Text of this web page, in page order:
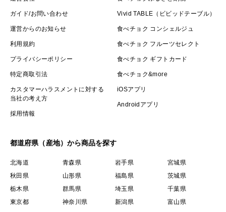
ぜひ床波の海の恵みをご体感ください。
※容量はおよその表記となります。鮮魚・海老一匹を一
※写真はイメージです。また漁獲に関しては近年の地球
量が大きく変化しております。ご希望に沿えるようして
あるため【お届けが大きく前後】する場合があります。
自然あっての恩恵ですので、この点予めご了承いただけ
れば幸いです。
ガイド/お問い合わせ
運営からのお知らせ
利用規約
プライバシーポリシー
特定商取引法
カスタマーハラスメントに対する
当社の考え方
採用情報
Vivid TABLE（ビビッドテーブル）
食べチョク コンシェルジュ
食べチョク フルーツセレクト
食べチョク ギフトカード
食べチョク&more
iOSアプリ
Androidアプリ
都道府県（産地）から商品を探す
北海道 青森県 岩手県
宮城県
秋田県
山形県 福島県
茨城県
栃木県
群馬県 埼玉県
千葉県
東京都
神奈川県 新潟県
富山県